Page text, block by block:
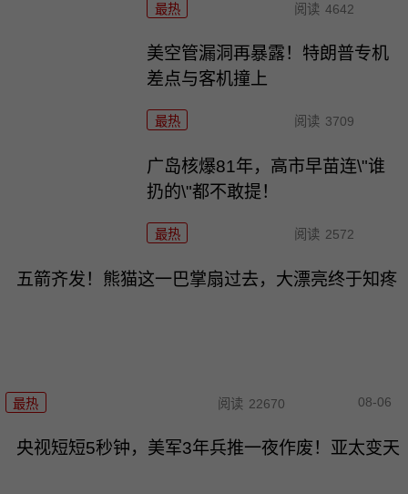
最热 阅读 4642
美空管漏洞再暴露！特朗普专机
差点与客机撞上
最热 阅读 3709
广岛核爆81年，高市早苗连\"谁
扔的\"都不敢提！
最热 阅读 2572
五箭齐发！熊猫这一巴掌扇过去，大漂亮终于知疼
最热 阅读 22670 08-06
央视短短5秒钟，美军3年兵推一夜作废！亚太变天